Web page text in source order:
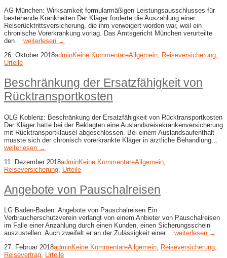
AG München: Wirksamkeit formularmäßigen Leistungsausschlusses für
bestehende Krankheiten Der Kläger forderte die Auszahlung einer
Reiserücktrittsversicherung, die ihm verweigert worden war, weil ein
chronische Vorerkrankung vorlag. Das Amtsgericht München verurteilte
den… weiterlesen →
26. Oktober 2018adminKeine KommentareAllgemein, Reiseversicherung,
Urteile
Beschränkung der Ersatzfähigkeit von
Rücktransportkosten
OLG Koblenz: Beschränkung der Ersatzfähigkeit von Rücktransportkosten
Der Kläger hatte bei der Beklagten eine Auslandsreisekrankenversicherung
mit Rücktransportklausel abgeschlossen. Bei einem Auslandsaufenthalt
musste sich der chronisch vorerkrankte Kläger in ärztliche Behandlung…
weiterlesen →
11. Dezember 2018adminKeine KommentareAllgemein
Reiseversicherung Urteile
Angebote von Pauschalreisen
LG Baden-Baden: Angebote von Pauschalreisen Ein
Verbraucherschutzverein verlangt von einem Anbieter von Pauschalreisen
im Falle einer Anzahlung durch einen Kunden, einen Sicherungsschein
auszustellen. Auch zweifelt er an der Zulässigkeit einer… weiterlesen →
27. Februar 2018adminKeine KommentareAllgemein Reiseversicherung
Reisevertrag Urteile